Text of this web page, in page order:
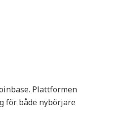
Plattformen
för både nybörjare